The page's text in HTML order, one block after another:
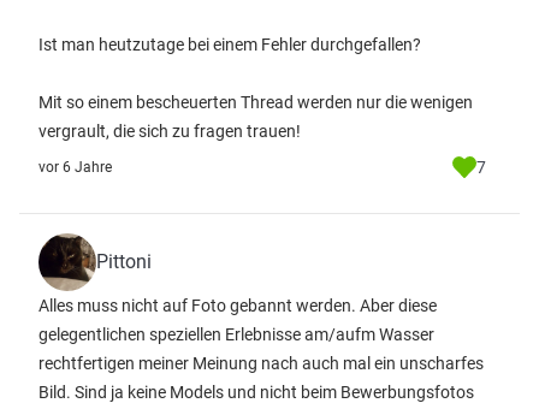
Ist man heutzutage bei einem Fehler durchgefallen?
Mit so einem bescheuerten Thread werden nur die wenigen
vergrault, die sich zu fragen trauen!
vor 6 Jahre 7
Pittoni
Alles muss nicht auf Foto gebannt werden. Aber diese
gelegentlichen speziellen Erlebnisse am/aufm Wasser
rechtfertigen meiner Meinung nach auch mal ein unscharfes
Bild. Sind ja keine Models und nicht beim Bewerbungsfotos